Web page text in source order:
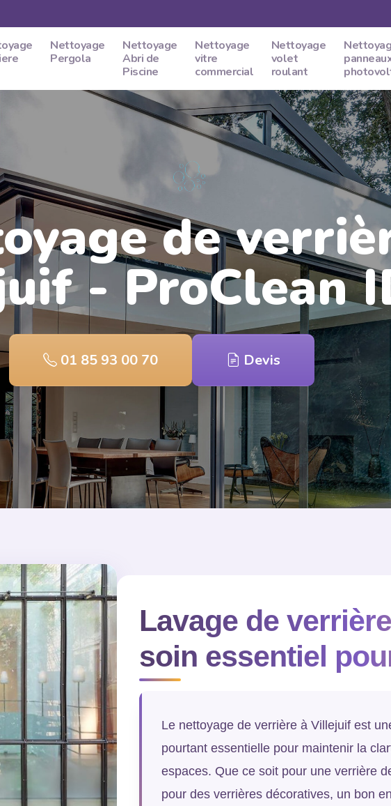
Nettoyage
Pergola
Nettoyage
Abri de
Piscine
Nettoyage
vitre
commercial
Nettoyage
volet
roulant
de
- ProClean
01 85 93 00 70 Devis
Lavage de
soin essentiel
Le nettoyage de verrière à Villejuif est
pourtant essentielle pour maintenir la
espaces. Que ce soit pour une verrière
pour des verrières décoratives, un bon